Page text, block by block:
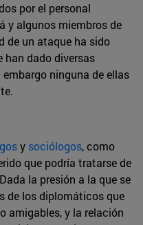
por el personal
y algunos miembros de
de un ataque ha sido
han dado diversas
ninguna de ellas
y sociólogos, como
que podría tratarse de
la presión a la que se
de los diplomáticos que
amigables, y la relación